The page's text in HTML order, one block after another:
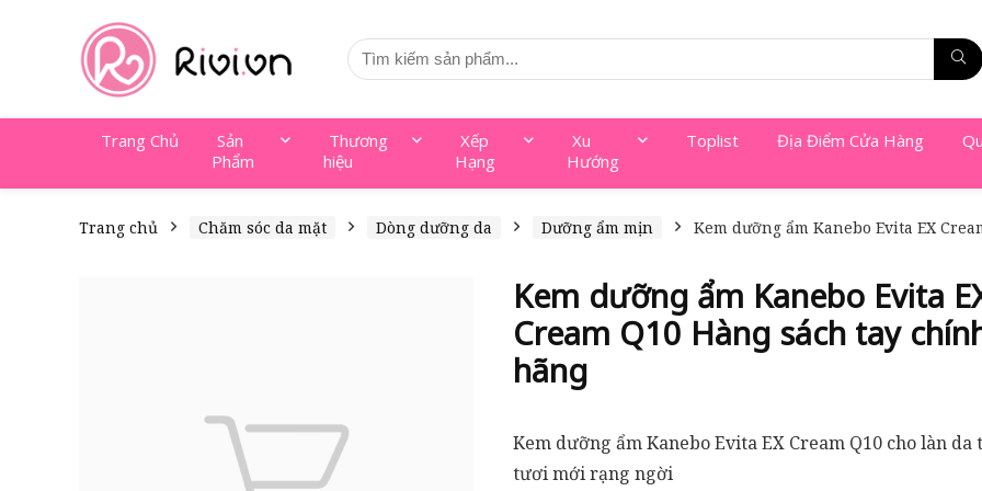
Trang Chủ
Sản
Phẩm
Thương
hiệu
Xếp
Hạng
Xu
Hướng
Toplist Địa Điểm Cửa Hàng
Trang chủ Chăm sóc da mặt Dòng dưỡng da Dưỡng ẩm mịn Kem dưỡng ẩm Kanebo Evita EX
Kem dưỡng ẩm Kanebo Evita
Cream Q10 Hàng sách tay
hãng
Kem dưỡng ẩm Kanebo Evita EX Cream Q10 cho làn da
tươi mới rạng ngời